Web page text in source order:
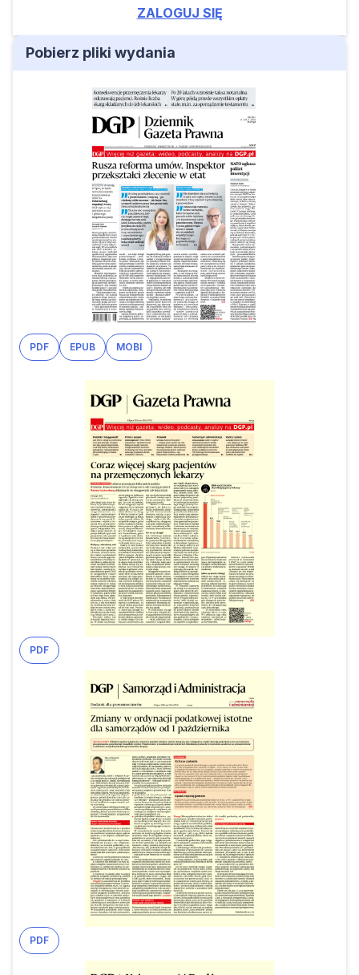
ZALOGUJ SIĘ
Pobierz pliki wydania
PDF EPUB MOBI
PDF
PDF